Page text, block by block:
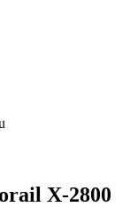
X-2800